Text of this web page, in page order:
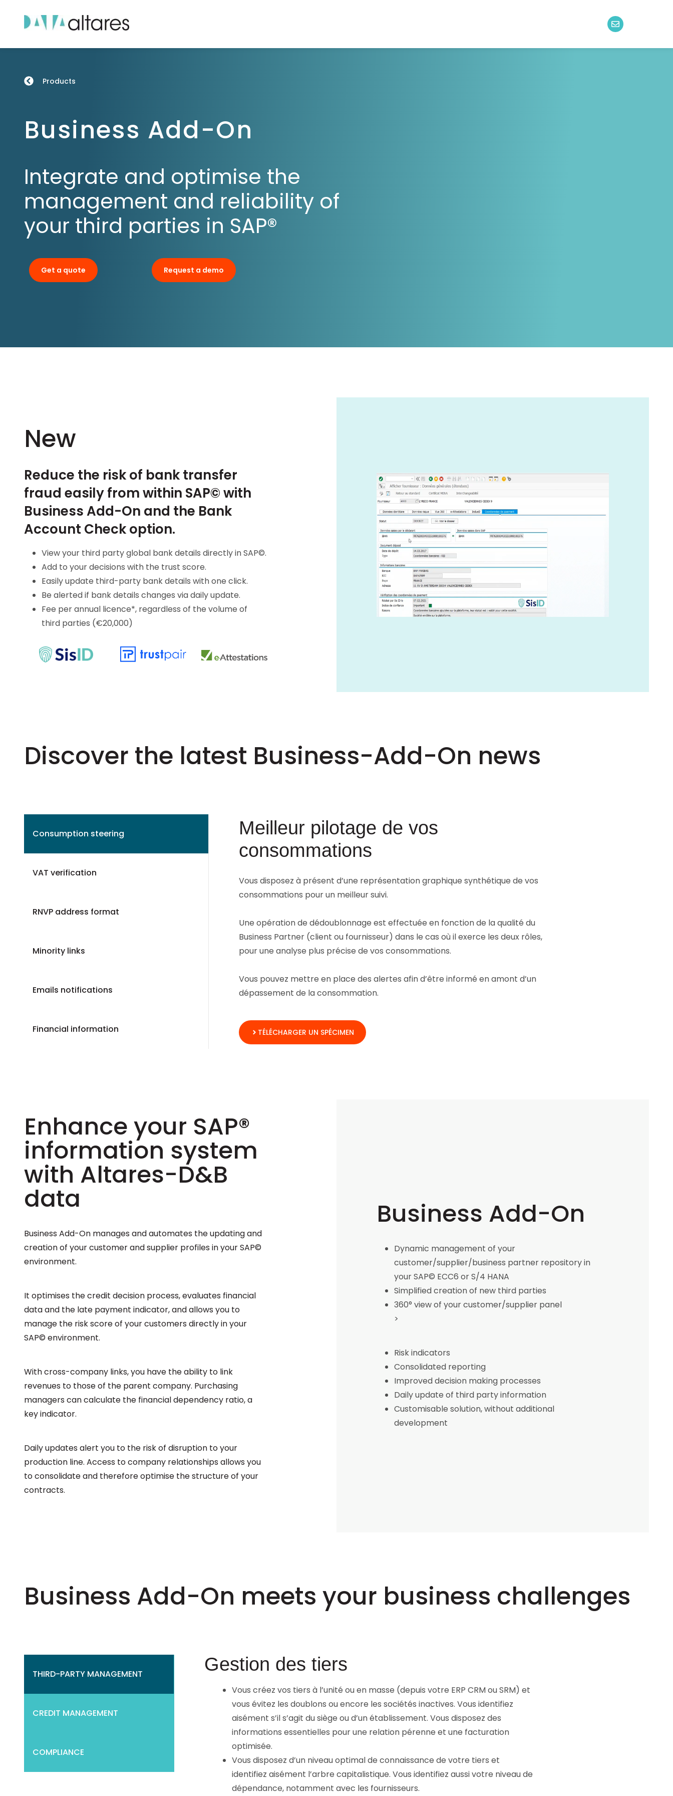
Products
Business Add-On
Integrate and optimise the
management and reliability of
your third parties in SAP®
Get a quote Request a demo
New
Reduce the risk of bank transfer
fraud easily from within SAP© with
Business Add-On and the Bank
Account Check option.
View your third party global bank details directly in SAP©.
Add to your decisions with the trust score.
Easily update third-party bank details with one click.
Be alerted if bank details changes via daily update.
Fee per annual licence*, regardless of the volume of
third parties (€20,000)
Discover the latest Business-Add-On news
Consumption steering
VAT verification
RNVP address format
Minority links
Emails notifications
Financial information
Meilleur pilotage de vos
consommations
Vous disposez à présent d’une représentation graphique synthétique de vos
consommations pour un meilleur suivi.
Une opération de dédoublonnage est effectuée en fonction de la qualité du
Business Partner (client ou fournisseur) dans le cas où il exerce les deux rôles,
pour une analyse plus précise de vos consommations.
Vous pouvez mettre en place des alertes afin d’être informé en amont d’un
dépassement de la consommation.
TÉLÉCHARGER UN SPÉCIMEN
Enhance your SAP®
information system
with Altares-D&B
data
Business Add-On manages and automates the updating and
creation of your customer and supplier profiles in your SAP©
environment.
It optimises the credit decision process, evaluates financial
data and the late payment indicator, and allows you to
manage the risk score of your customers directly in your
SAP© environment.
With cross-company links, you have the ability to link
revenues to those of the parent company. Purchasing
managers can calculate the financial dependency ratio, a
key indicator.
Daily updates alert you to the risk of disruption to your
production line. Access to company relationships allows you
to consolidate and therefore optimise the structure of your
contracts.
Business Add-On
Dynamic management of your
customer/supplier/business partner repository in
your SAP© ECC6 or S/4 HANA
Simplified creation of new third parties
360° view of your customer/supplier panel
>
Risk indicators
Consolidated reporting
Improved decision making processes
Daily update of third party information
Customisable solution, without additional
development
Business Add-On meets your business challenges
THIRD-PARTY MANAGEMENT
CREDIT MANAGEMENT
COMPLIANCE
Gestion des tiers
Vous créez vos tiers à l’unité ou en masse (depuis votre ERP CRM ou SRM) et
vous évitez les doublons ou encore les sociétés inactives. Vous identifiez
aisément s’il s’agit du siège ou d’un établissement. Vous disposez des
informations essentielles pour une relation pérenne et une facturation
optimisée.
Vous disposez d’un niveau optimal de connaissance de votre tiers et
identifiez aisément l’arbre capitalistique. Vous identifiez aussi votre niveau de
dépendance, notamment avec les fournisseurs.